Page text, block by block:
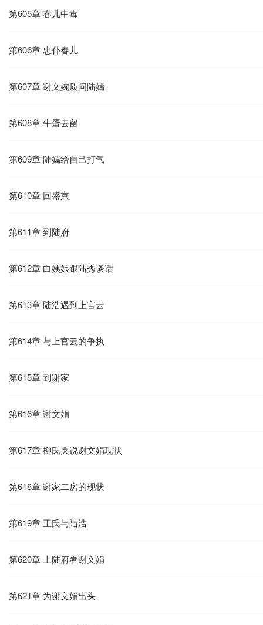
第605章 春儿中毒
第606章 忠仆春儿
第607章 谢文婉质问陆嫣
第608章 牛蛋去留
第609章 陆嫣给自己打气
第610章 回盛京
第611章 到陆府
第612章 白姨娘跟陆秀谈话
第613章 陆浩遇到上官云
第614章 与上官云的争执
第615章 到谢家
第616章 谢文娟
第617章 柳氏哭说谢文娟现状
第618章 谢家二房的现状
第619章 王氏与陆浩
第620章 上陆府看谢文娟
第621章 为谢文娟出头